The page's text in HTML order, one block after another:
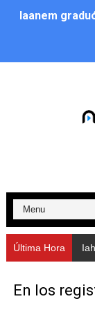
Iaanem
Alcalde
Nevado Gas
Balance
Plan
Alcaldía del
Última Hora
En los